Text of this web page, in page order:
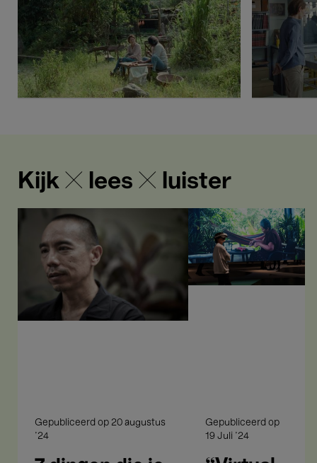
Kijk ✕ lees ✕ luister
dingen
Apichatpong
Gepubliceerd op 20 augustus
'24
“Virtual
Reality
gaat
over
vrijheid”
Gepubliceerd op
19 Juli '24